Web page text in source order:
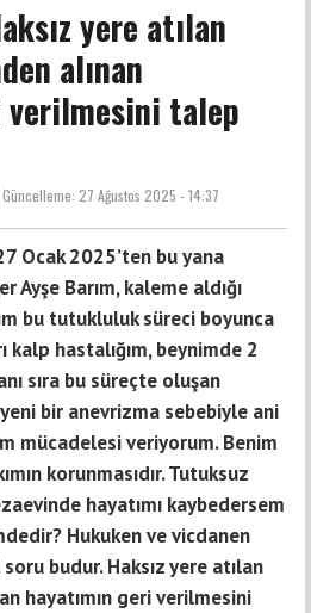
yere atılan
alınan
verilmesini talep
Güncelleme: 27 Ağustos 2025 - 14:37
Ocak 2025’ten bu yana
Barım, kaleme aldığı
bu tutukluluk süreci boyunca
kalp hastalığım, beynimde 2
sıra bu süreçte oluşan
bir anevrizma sebebiyle ani
mücadelesi veriyorum. Benim
korunmasıdır. Tutuksuz
hayatımı kaybedersem
Hukuken ve vicdanen
budur. Haksız yere atılan
hayatımın geri verilmesini